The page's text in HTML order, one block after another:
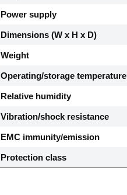
Power supply
Dimensions (W x H x D)
Weight
Operating/storage temperature
Relative humidity
Vibration/shock resistance
EMC immunity/emission
Protection class